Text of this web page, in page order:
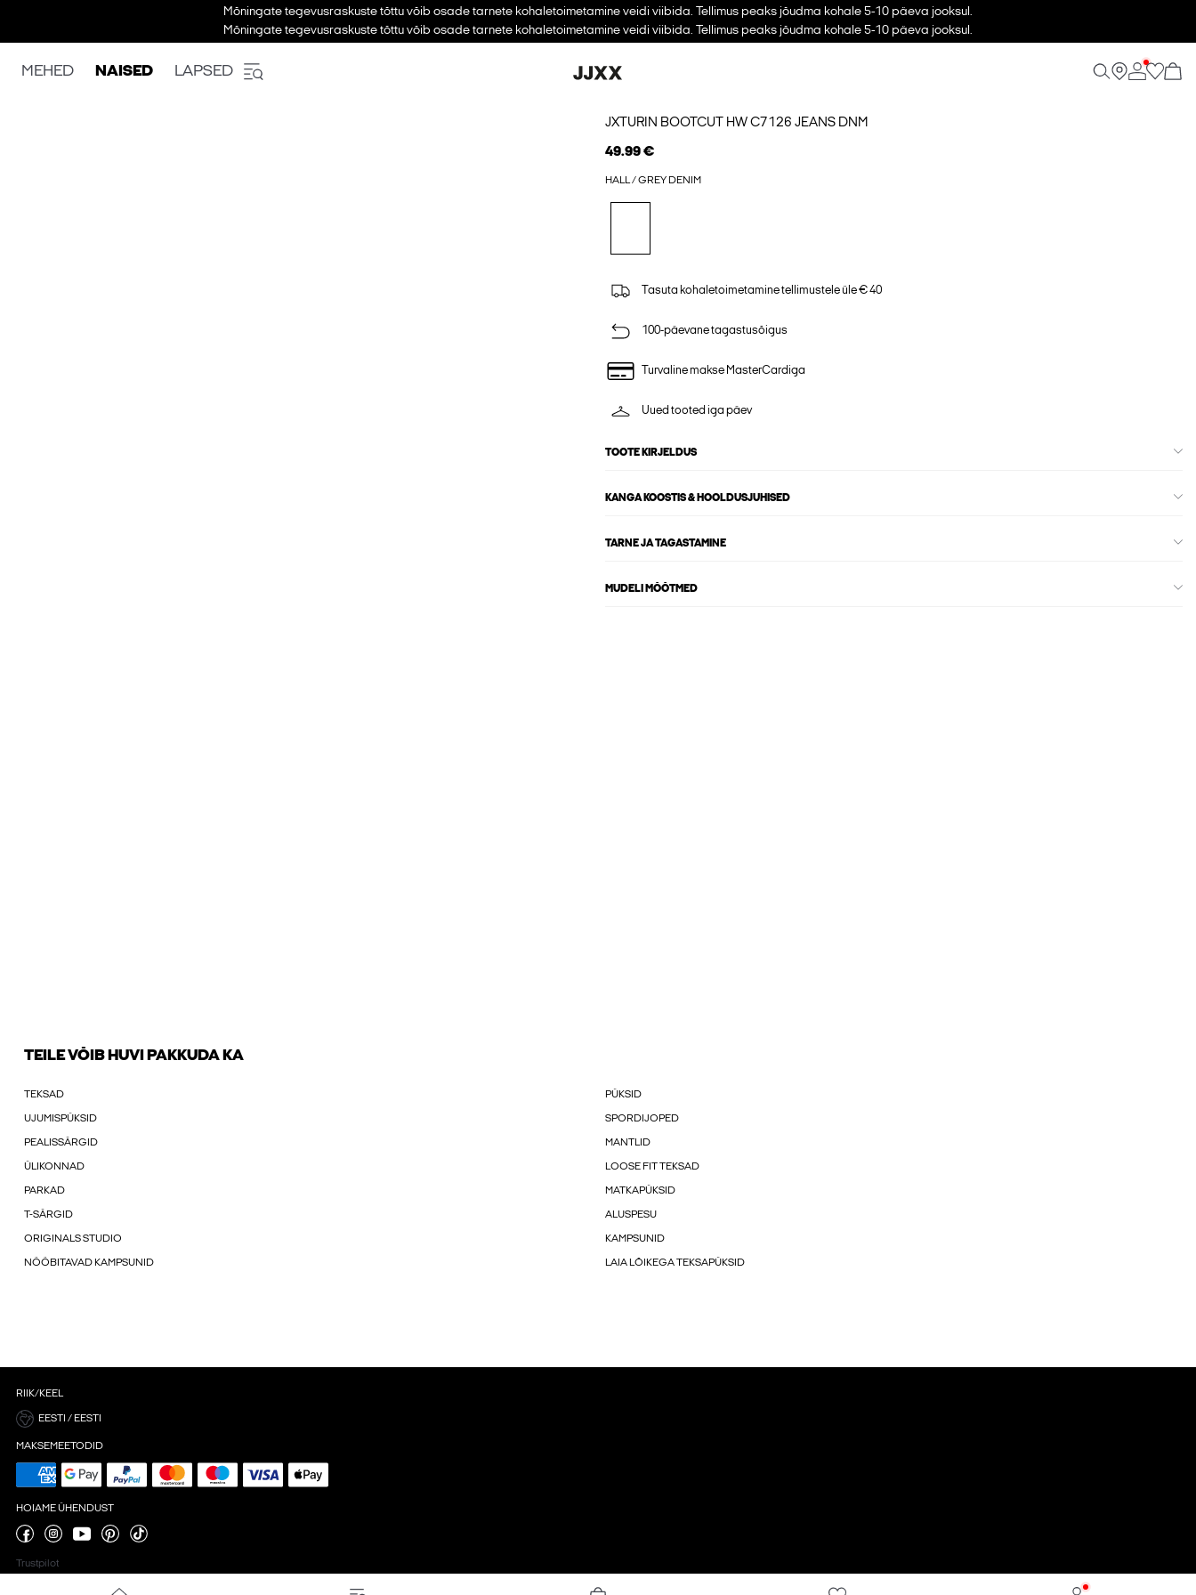
Mõningate tegevusraskuste tõttu võib osade tarnete kohaletoimetamine veidi viibida. Tellimus peaks jõudma kohale 5-10 päeva jooksul.
Mõningate tegevusraskuste tõttu võib osade tarnete kohaletoimetamine veidi viibida. Tellimus peaks jõudma kohale 5-10 päeva jooksul.
MEHED NAISED LAPSED
JXTURIN BOOTCUT HW C7126 JEANS DNM
49.99 €
HALL / GREY DENIM
Tasuta kohaletoimetamine tellimustele üle € 40
100-päevane tagastusõigus
Turvaline makse MasterCardiga
Uued tooted iga päev
TOOTE KIRJELDUS
KANGA KOOSTIS & HOOLDUSJUHISED
TARNE JA TAGASTAMINE
MUDELI MÕÕTMED
TEILE VÕIB HUVI PAKKUDA KA
TEKSAD PÜKSID
UJUMISPÜKSID SPORDIJOPED
PEALISSÄRGID MANTLID
ÜLIKONNAD LOOSE FIT TEKSAD
PARKAD MATKAPÜKSID
T-SÄRGID ALUSPESU
ORIGINALS STUDIO KAMPSUNID
NÖÖBITAVAD KAMPSUNID LAIA LÕIKEGA TEKSAPÜKSID
RIIK/KEEL
EESTI / EESTI
MAKSEMEETODID
HOIAME ÜHENDUST
Trustpilot